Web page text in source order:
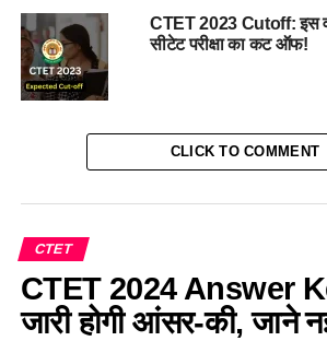
CTET 2023 Cutoff: इस
सीटेट परीक्षा का कट ऑफ!
CLICK TO COMMENT
CTET
CTET 2024 Answer
जारी होगी आंसर-की, जाने